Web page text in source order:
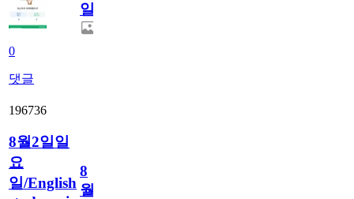
0
댓글
일
196736
8월2일일
요
일/English
8
월